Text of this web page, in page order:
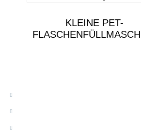
KLEINE PET-